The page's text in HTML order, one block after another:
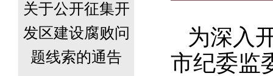
关于公开征集开
发区建设腐败问
题线索的通告
为深入
市纪委监